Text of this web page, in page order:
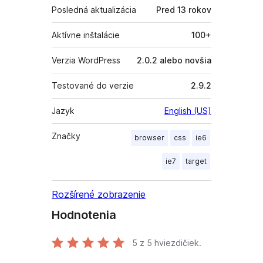
Posledná aktualizácia Pred 13 rokov
Aktívne inštalácie 100+
Verzia WordPress 2.0.2 alebo novšia
Testované do verzie 2.9.2
Jazyk English (US)
Značky browser css ie6
ie7 target
Rozšírené zobrazenie
Hodnotenia
5 z 5 hviezdičiek.